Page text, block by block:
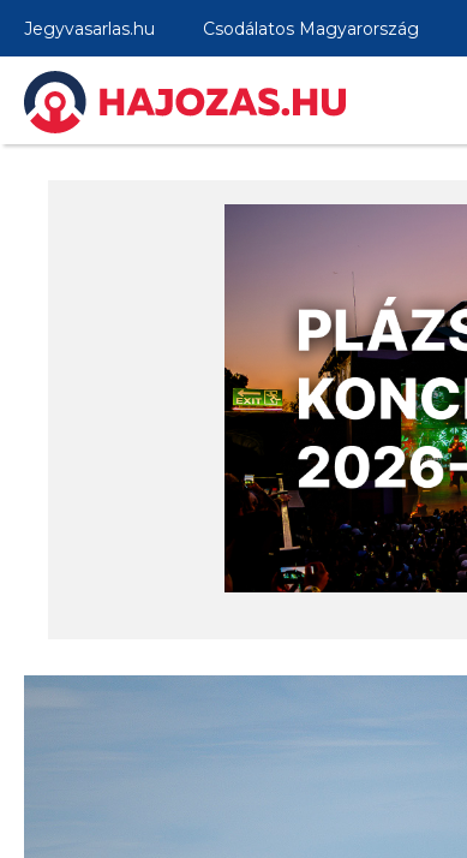
Jegyvasarlas.hu Csodálatos Magyarország